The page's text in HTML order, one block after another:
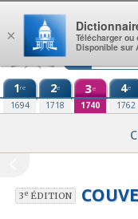
Aller au contenu
1re
1694
2e
1718
3e
1740
4e
1762
3eÉDITION
×
Télécharger ou
Disponible sur